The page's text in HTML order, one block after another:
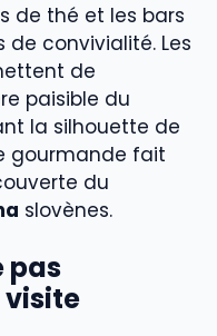
de thé et les bars
convivialité. Les
de
paisible du
la silhouette de
gourmande fait
du
slovènes.
pas
visite